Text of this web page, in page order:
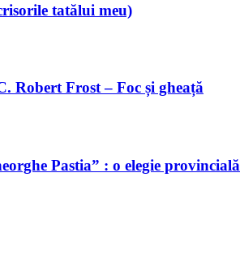
tatălui meu)
Robert Frost – Foc și gheață
Pastia” : o elegie provincială